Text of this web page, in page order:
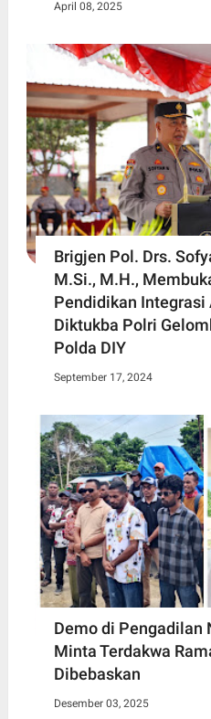
April 08, 2025
Brigjen Pol. Drs.
M.Si., M.H.,
Pendidikan Integrasi
Diktukba Polri
Polda DIY
September 17, 2024
Demo di Pengadilan
Minta Terdakwa
Dibebaskan
Desember 03, 2025